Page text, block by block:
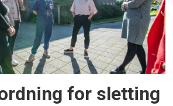
for sletting